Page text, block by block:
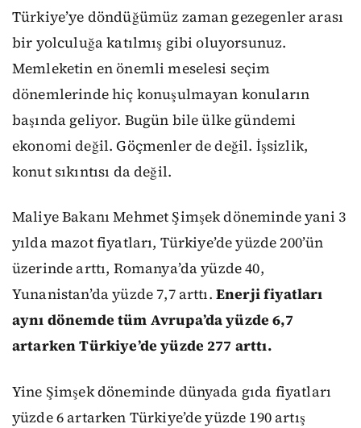
Türkiye’ye döndüğümüz zaman gezegenler arası
bir yolculuğa katılmış gibi oluyorsunuz.
Memleketin en önemli meselesi seçim
dönemlerinde hiç konuşulmayan konuların
başında geliyor. Bugün bile ülke gündemi
ekonomi değil. Göçmenler de değil. İşsizlik,
konut sıkıntısı da değil.
Maliye Bakanı Mehmet Şimşek döneminde yani 3
yılda mazot fiyatları, Türkiye’de yüzde 200’ün
üzerinde arttı, Romanya’da yüzde 40,
Yunanistan’da yüzde 7,7 arttı. Enerji fiyatları
aynı dönemde tüm Avrupa’da yüzde 6,7
artarken Türkiye’de yüzde 277 arttı.
Yine Şimşek döneminde dünyada gıda fiyatları
yüzde 6 artarken Türkiye’de yüzde 190 artış